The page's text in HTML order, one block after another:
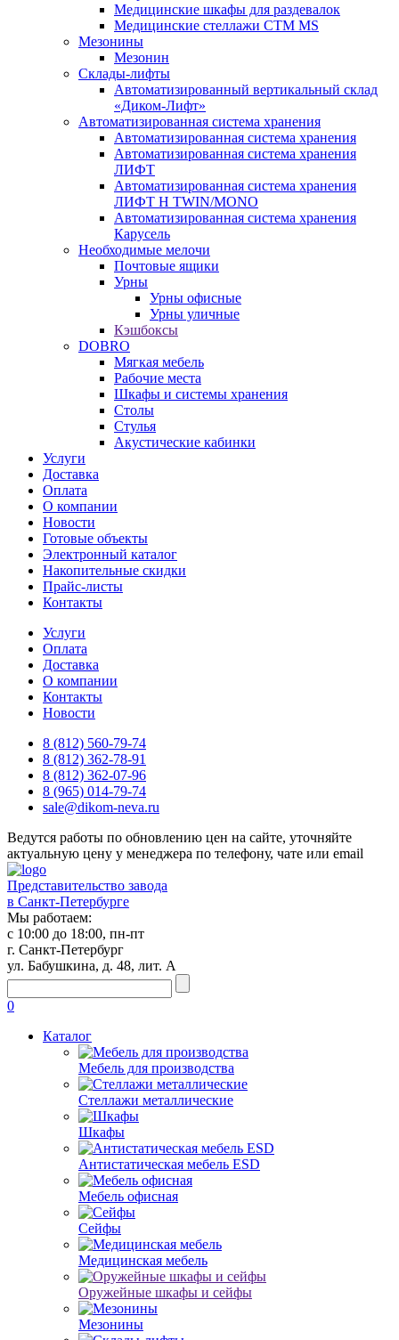
Медицинские шкафы для раздевалок
Медицинские стеллажи CTM MS
Мезонины
Мезонин
Склады-лифты
Автоматизированный вертикальный склад
«Диком-Лифт»
Автоматизированная система хранения
Автоматизированная система хранения
Автоматизированная система хранения
ЛИФТ
Автоматизированная система хранения
ЛИФТ H TWIN/MONO
Автоматизированная система хранения
Карусель
Необходимые мелочи
Почтовые ящики
Урны
Урны офисные
Урны уличные
Кэшбоксы
DOBRO
Мягкая мебель
Рабочие места
Шкафы и системы хранения
Столы
Стулья
Акустические кабинки
Услуги
Доставка
Оплата
О компании
Новости
Готовые объекты
Электронный каталог
Накопительные скидки
Прайс-листы
Контакты
Услуги
Оплата
Доставка
О компании
Контакты
Новости
8 (812) 560-79-74
8 (812) 362-78-91
8 (812) 362-07-96
8 (965) 014-79-74
sale@dikom-neva.ru
Ведутся работы по обновлению цен на сайте, уточняйте
актуальную цену у менеджера по телефону, чате или email
Представительство завода
в Санкт-Петербурге
Мы работаем:
с 10:00 до 18:00, пн-пт
г. Санкт-Петербург
ул. Бабушкина, д. 48, лит. А
0
Каталог
Мебель для производства
Стеллажи металлические
Шкафы
Антистатическая мебель ESD
Мебель офисная
Сейфы
Медицинская мебель
Оружейные шкафы и сейфы
Мезонины